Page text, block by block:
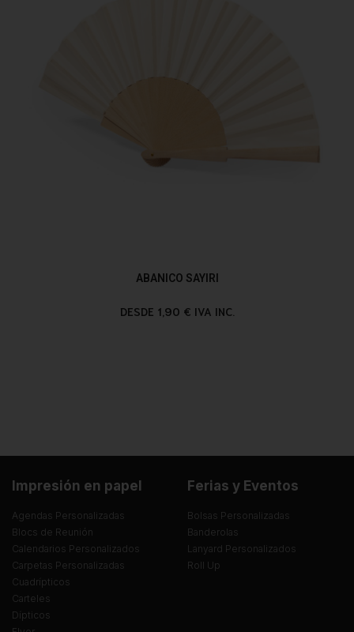
ABANICO SAYIRI
DESDE 1,90 € IVA INC.
Impresión en papel
Agendas Personalizadas
Blocs de Reunión
Calendarios Personalizados
Carpetas Personalizadas
Cuadrípticos
Carteles
Dípticos
Ferias y Eventos
Bolsas Personalizadas
Banderolas
Lanyard Personalizados
Roll Up